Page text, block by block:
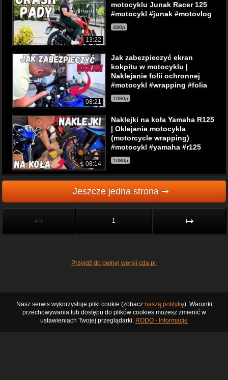
13:22
motocyklu Junak Racer 125
#motocykl #junak #motovlog
480p
08:21
Jak zabezpieczyć ekran
kokpitu w motocyklu |
Naklejanie folii ochronnej
#motocykl #wrapping #folia
1080p
08:14
Naklejki na koła Yamaha R125
| Oklejanie motocykla
(motorcycle wrapping)
#motocykl #yamaha #r125
1080p
Jeszcze jedna strona ➞
↤ 1 ↦
Przejdź do pełnej wersji cda.pl
Nasz serwis wykorzystuje pliki cookie (zobacz naszą politykę). Warunki
przechowywania lub dostępu do plików cookies możesz zmienić w
ustawieniach Twojej przeglądarki. RODO - Informacje